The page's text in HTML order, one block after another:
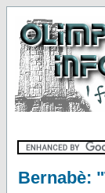
Bernabè: